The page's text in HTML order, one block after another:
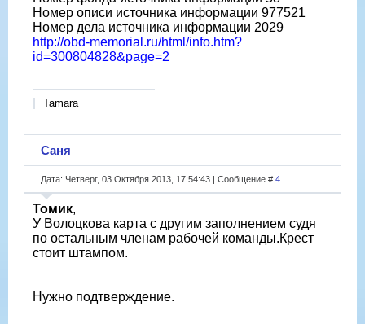
Номер описи источника информации 977521
Номер дела источника информации 2029
http://obd-memorial.ru/html/info.htm?
id=300804828&page=2
Tamara
Саня
Дата: Четверг, 03 Октября 2013, 17:54:43 | Сообщение # 4
Томик,
У Волоцкова карта с другим заполнением судя
по остальным членам рабочей команды.Крест
стоит штампом.
Нужно подтверждение.